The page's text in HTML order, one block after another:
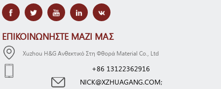
ΕΠΙΚΟΙΝΩΝΉΣΤΕ ΜΑΖΊ ΜΑΣ
Xuzhou H&G Ανθεκτικό Στη Φθορά Material Co., Ltd
+86 13122362916
NICK@XZHUAGANG.COM;